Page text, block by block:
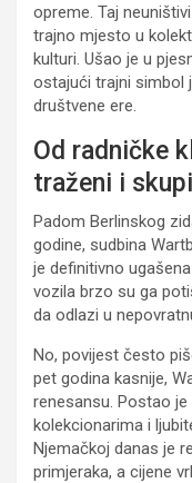
opreme. Taj
trajno mjesto u
kulturi. Ušao je u
ostajući trajni simbol
društvene ere.
Od radničke
traženi i
Padom Berlinskog
godine, sudbina
je definitivno
vozila brzo su ga
da odlazi u
No, povijest često
pet godina kasnije,
renesansu. Postao
kolekcionarima i
Njemačkoj danas je
primjeraka, a cijene